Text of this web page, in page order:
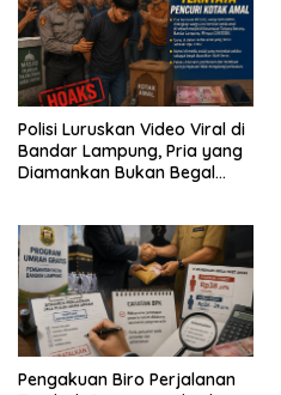
Polisi Luruskan Video Viral di
Bandar Lampung, Pria yang
Diamankan Bukan Begal
Pengakuan Biro Perjalanan